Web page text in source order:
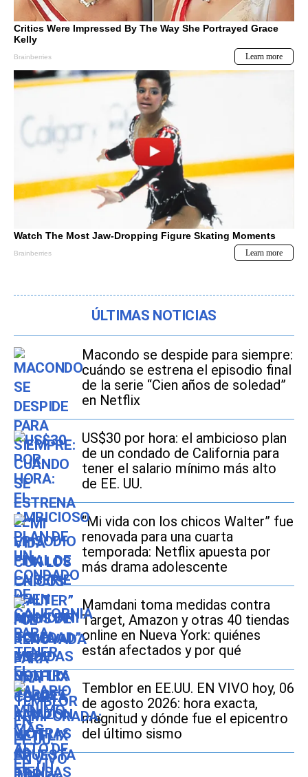
ÚLTIMAS NOTICIAS
Macondo se despide para siempre:
cuándo se estrena el episodio final
de la serie “Cien años de soledad”
en Netflix
US$30 por hora: el ambicioso plan
de un condado de California para
tener el salario mínimo más alto
de EE. UU.
“Mi vida con los chicos Walter” fue
renovada para una cuarta
temporada: Netflix apuesta por
más drama adolescente
Mamdani toma medidas contra
Target, Amazon y otras 40 tiendas
online en Nueva York: quiénes
están afectados y por qué
Temblor en EE.UU. EN VIVO hoy, 06
de agosto 2026: hora exacta,
magnitud y dónde fue el epicentro
del último sismo